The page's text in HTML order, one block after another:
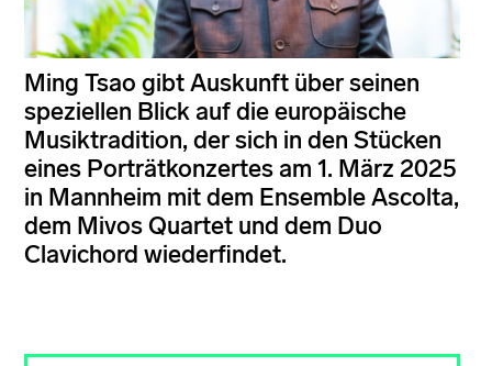
Ming Tsao gibt Auskunft über seinen
speziellen Blick auf die europäische
Musiktradition, der sich in den Stücken
eines Porträtkonzertes am 1. März 2025
in Mannheim mit dem Ensemble Ascolta,
dem Mivos Quartet und dem Duo
Clavichord wiederfindet.